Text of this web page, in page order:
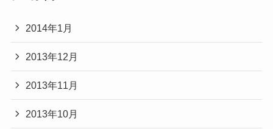
2014年1月
2013年12月
2013年11月
2013年10月